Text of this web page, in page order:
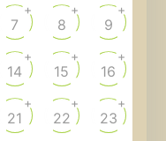
7
+
8
+
9
+
14
+
15
+
16
+
21
+
22
+
23
+